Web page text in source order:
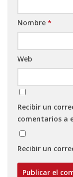
Nombre *
Web
Recibir un
comentarios a
Recibir un